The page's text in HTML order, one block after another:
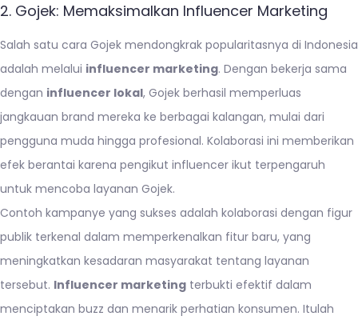
2. Gojek: Memaksimalkan Influencer Marketing
Salah satu cara Gojek mendongkrak popularitasnya di Indonesia
adalah melalui influencer marketing. Dengan bekerja sama
dengan influencer lokal, Gojek berhasil memperluas
jangkauan brand mereka ke berbagai kalangan, mulai dari
pengguna muda hingga profesional. Kolaborasi ini memberikan
efek berantai karena pengikut influencer ikut terpengaruh
untuk mencoba layanan Gojek.
Contoh kampanye yang sukses adalah kolaborasi dengan figur
publik terkenal dalam memperkenalkan fitur baru, yang
meningkatkan kesadaran masyarakat tentang layanan
tersebut. Influencer marketing terbukti efektif dalam
menciptakan buzz dan menarik perhatian konsumen. Itulah